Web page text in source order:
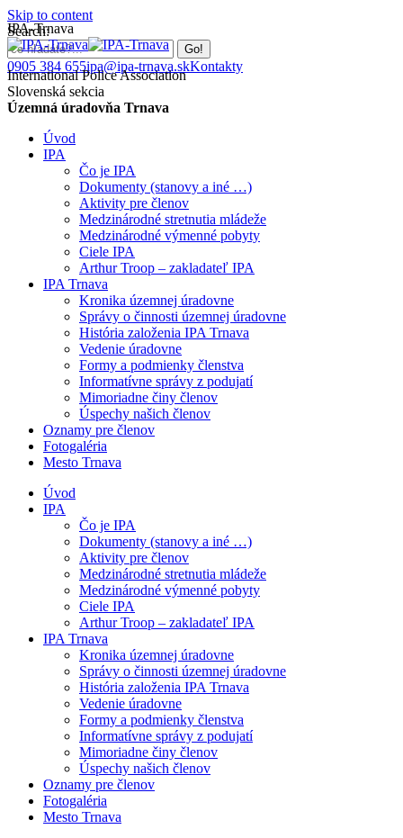
Skip to content
Search:
0905 384 655ipa@ipa-trnava.skKontakty
IPA-Trnava
International Police Association
Slovenská sekcia
Územná úradovňa Trnava
Úvod
IPA
Čo je IPA
Dokumenty (stanovy a iné …)
Aktivity pre členov
Medzinárodné stretnutia mládeže
Medzinárodné výmenné pobyty
Ciele IPA
Arthur Troop – zakladateľ IPA
IPA Trnava
Kronika územnej úradovne
Správy o činnosti územnej úradovne
História založenia IPA Trnava
Vedenie úradovne
Formy a podmienky členstva
Informatívne správy z podujatí
Mimoriadne činy členov
Úspechy našich členov
Oznamy pre členov
Fotogaléria
Mesto Trnava
Úvod
IPA
Čo je IPA
Dokumenty (stanovy a iné …)
Aktivity pre členov
Medzinárodné stretnutia mládeže
Medzinárodné výmenné pobyty
Ciele IPA
Arthur Troop – zakladateľ IPA
IPA Trnava
Kronika územnej úradovne
Správy o činnosti územnej úradovne
História založenia IPA Trnava
Vedenie úradovne
Formy a podmienky členstva
Informatívne správy z podujatí
Mimoriadne činy členov
Úspechy našich členov
Oznamy pre členov
Fotogaléria
Mesto Trnava